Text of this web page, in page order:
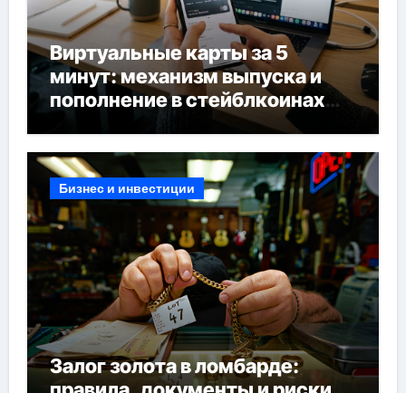
Виртуальные карты за 5
минут: механизм выпуска и
пополнение в стейблкоинах
без банковской верификации
Бизнес и инвестиции
Залог золота в ломбарде: